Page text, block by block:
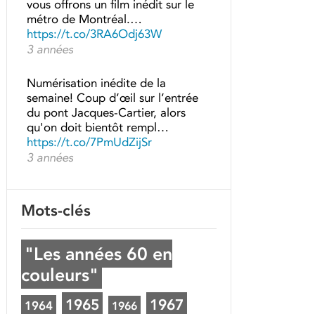
vous offrons un film inédit sur le
métro de Montréal.…
https://t.co/3RA6Odj63W
3 années
Numérisation inédite de la
semaine! Coup d’œil sur l’entrée
du pont Jacques-Cartier, alors
qu'on doit bientôt rempl…
https://t.co/7PmUdZijSr
3 années
Mots-clés
"Les années 60 en
couleurs"
1964 1965 1966 1967